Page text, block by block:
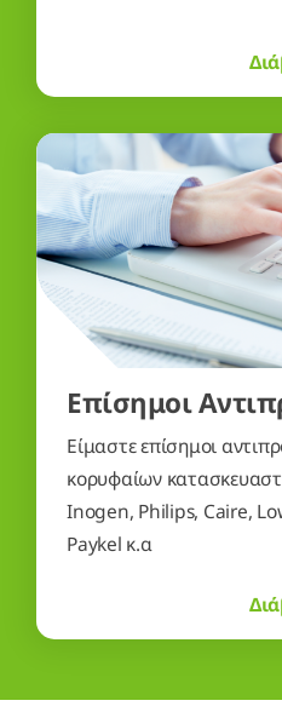
Επίσημοι
Είμαστε επίσημοι
κορυφαίων
Inogen, Philips, Caire,
Paykel κ.α